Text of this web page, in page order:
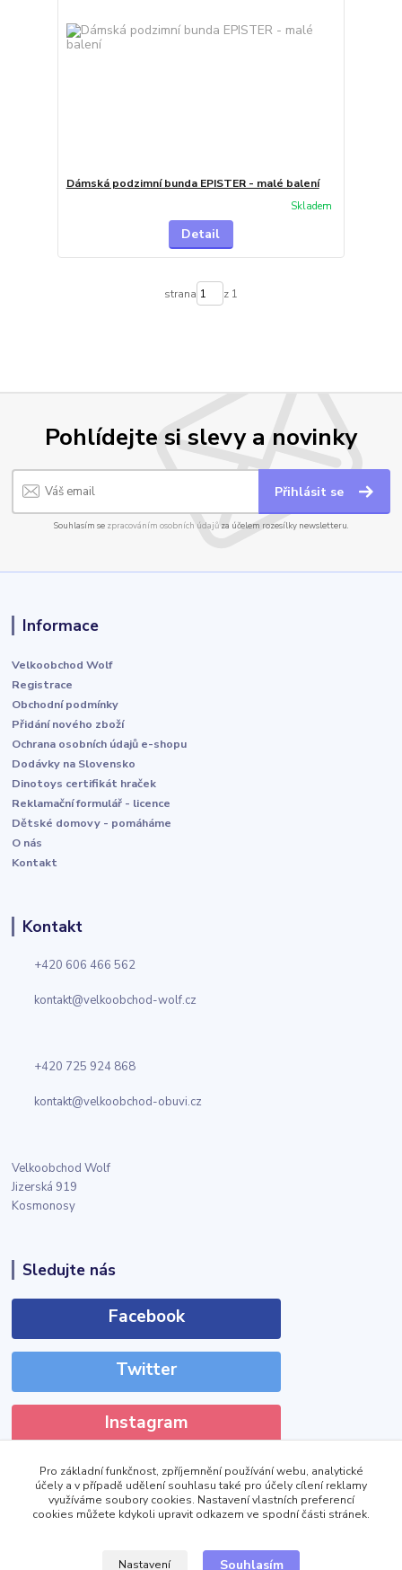
Dámská podzimní bunda EPISTER - malé balení
Skladem
Detail
strana z 1
Pohlídejte si slevy a novinky
Přihlásit se
Souhlasím se zpracováním osobních údajůza účelem rozesílky newsletteru.
Informace
Velkoobchod Wolf
Registrace
Obchodní podmínky
Přidání nového zboží
Ochrana osobních údajů e-shopu
Dodávky na Slovensko
Dinotoys certifikát hraček
Reklamační formulář - licence
Dětské domovy - pomáháme
O nás
Kontakt
Kontakt
+420 606 466 562
kontakt@velkoobchod-wolf.cz
+420 725 924 868
kontakt@velkoobchod-obuvi.cz
Velkoobchod Wolf
Jizerská 919
Kosmonosy
Sledujte nás
Facebook
Twitter
Instagram
Zobrazit výdejní místa
Pro základní funkčnost, zpříjemnění používání webu, analytické
účely a v případě udělení souhlasu také pro účely cílení reklamy
využíváme soubory cookies. Nastavení vlastních preferencí
cookies můžete kdykoli upravit odkazem ve spodní části stránek.
Nastavení Souhlasím